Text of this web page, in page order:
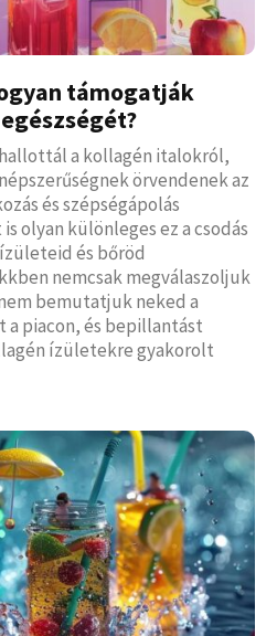
támogatják
a kollagén italokról,
örvendenek az
és szépségápolás
olyan különleges ez a csodás
és bőröd
nemcsak megválaszoljuk
bemutatjuk neked a
piacon, és bepillantást
ízületekre gyakorolt